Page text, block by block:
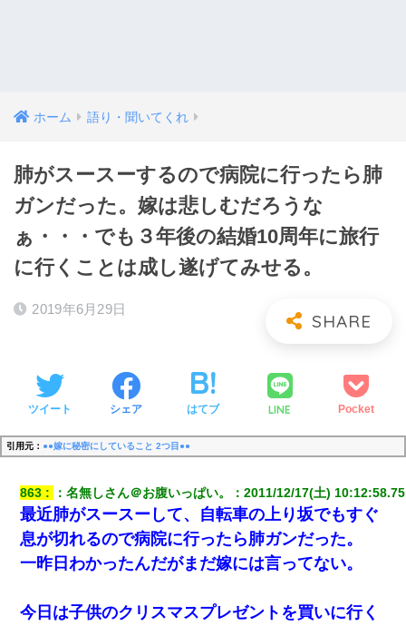
ホーム 語り・聞いてくれ
肺がスースーするので病院に行ったら肺
ガンだった。嫁は悲しむだろうな
ぁ・・・でも３年後の結婚10周年に旅行
に行くことは成し遂げてみせる。
2019年6月29日
ツイート シェア はてブ LINE Pocket
引用元： ●●嫁に秘密にしていること 2つ目●●
863 ：名無しさん＠お腹いっぱい。 ：2011/12/17(土) 10:12:58.75
最近肺がスースーして、自転車の上り坂でもすぐ
息が切れるので病院に行ったら肺ガンだった。
一昨日わかったんだがまだ嫁には言ってない。
今日は子供のクリスマスプレゼントを買いに行く